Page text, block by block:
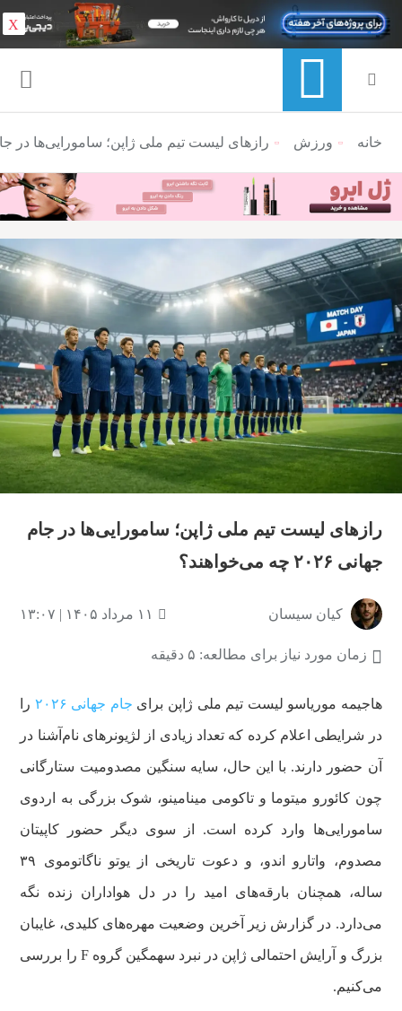
منوی ناوبری خرده نان
خانه ورزش رازهای لیست تیم ملی ژاپن؛ سامورایی‌ها در جام جهانی ۲۰۲۶
رازهای لیست تیم ملی ژاپن؛ سامورایی‌ها در جام
جهانی ۲۰۲۶ چه می‌خواهند؟
کیان سیسان ۱۱ مرداد ۱۴۰۵ | ۱۳:۰۷
زمان مورد نیاز برای مطالعه: ۵ دقیقه
هاجیمه موریاسو لیست تیم ملی ژاپن برای جام جهانی ۲۰۲۶ را
در شرایطی اعلام کرده که تعداد زیادی از لژیونرهای نام‌آشنا در
آن حضور دارند. با این حال، سایه سنگین مصدومیت ستارگانی
چون کائورو میتوما و تاکومی مینامینو، شوک بزرگی به اردوی
سامورایی‌ها وارد کرده است. از سوی دیگر حضور کاپیتان
مصدوم، واتارو اندو، و دعوت تاریخی از یوتو ناگاتوموی ۳۹
ساله، همچنان بارقه‌های امید را در دل هواداران زنده نگه
می‌دارد. در گزارش زیر آخرین وضعیت مهره‌های کلیدی، غایبان
بزرگ و آرایش احتمالی ژاپن در نبرد سهمگین گروه F را بررسی
می‌کنیم.
X